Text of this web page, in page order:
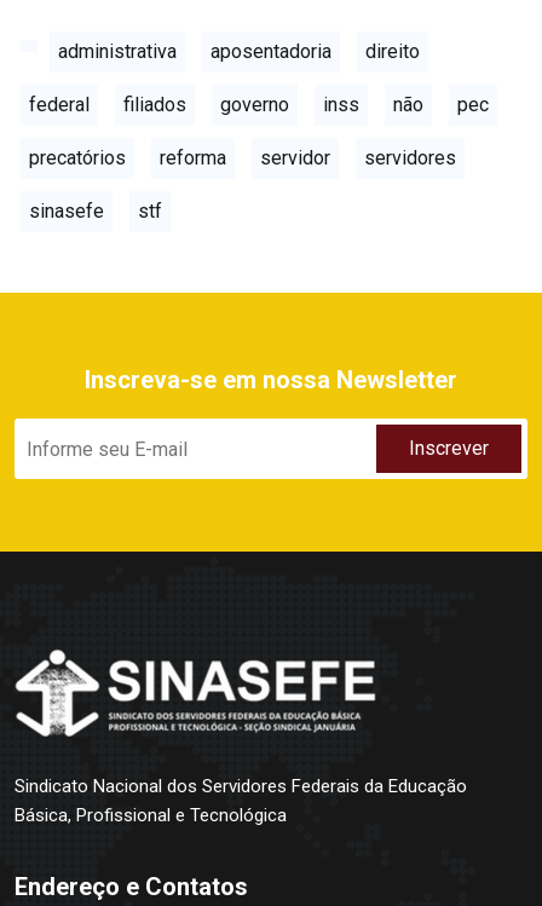
administrativa aposentadoria direito
federal filiados governo inss não pec
precatórios reforma servidor servidores
sinasefe stf
Inscreva-se em nossa Newsletter
Sindicato Nacional dos Servidores Federais da Educação
Básica, Profissional e Tecnológica
Endereço e Contatos